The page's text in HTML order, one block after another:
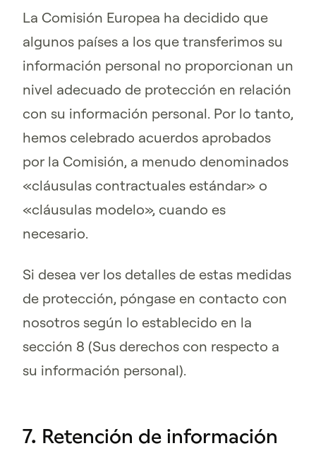
La Comisión Europea ha decidido que
algunos países a los que transferimos su
información personal no proporcionan un
nivel adecuado de protección en relación
con su información personal. Por lo tanto,
hemos celebrado acuerdos aprobados
por la Comisión, a menudo denominados
«cláusulas contractuales estándar» o
«cláusulas modelo», cuando es
necesario.
Si desea ver los detalles de estas medidas
de protección, póngase en contacto con
nosotros según lo establecido en la
sección 8 (Sus derechos con respecto a
su información personal).
7. Retención de información